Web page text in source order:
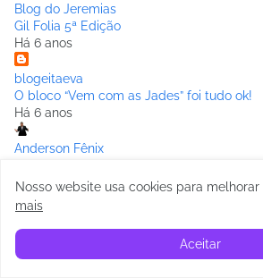
Blog do Jeremias
Gil Folia 5ª Edição
Há 6 anos
blogeitaeva
O bloco “Vem com as Jades” foi tudo ok!
Há 6 anos
Anderson Fênix
mesmos
Há 6 anos
BACABAL DIÁRIO
DOIS HOMENS SÃO PRESOS DENTRO DA
Nosso website usa cookies para melhorar
mais
Aceitar